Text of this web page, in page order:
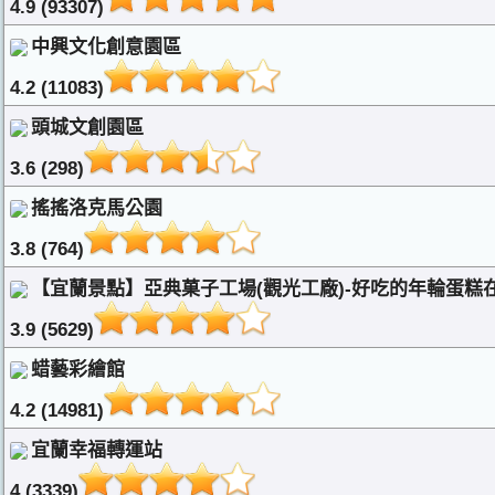
4.9 (93307)
中興文化創意園區
4.2 (11083)
頭城文創園區
3.6 (298)
搖搖洛克馬公園
3.8 (764)
【宜蘭景點】亞典菓子工場(觀光工廠)-好吃的年輪蛋糕
3.9 (5629)
蜡藝彩繪館
4.2 (14981)
宜蘭幸福轉運站